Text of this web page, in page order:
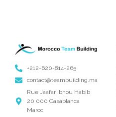
+212-620-814-265
contact@teambuilding.ma
Rue Jaafar Ibnou Habib
20 000 Casablanca
Maroc